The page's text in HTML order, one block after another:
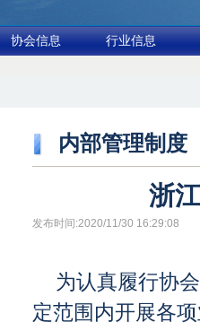
协会信息 行业信息
内部管理制度
浙
发布时间:2020/11/30 16:29:08
为认真履行协
定范围内开展各